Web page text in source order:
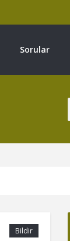
Sorular
Bildir